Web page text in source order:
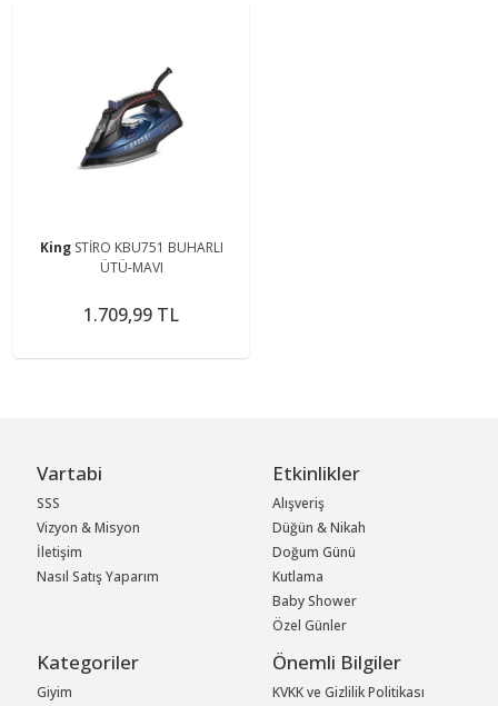
King STİRO KBU751 BUHARLI
ÜTÜ-MAVI
1.709,99 TL
Vartabi
SSS
Vizyon & Misyon
İletişim
Nasıl Satış Yaparım
Etkinlikler
Alışveriş
Düğün & Nikah
Doğum Günü
Kutlama
Baby Shower
Özel Günler
Kategoriler
Giyim
Önemli Bilgiler
KVKK ve Gizlilik Politikası